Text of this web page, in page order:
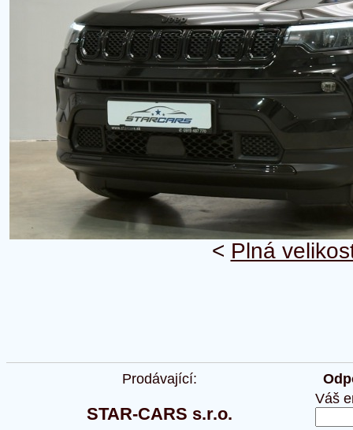
< Plná
Prodávající:
STAR-CARS s.r.o.
Váš